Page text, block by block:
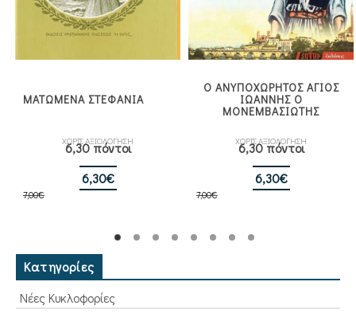
ΜΑΤΩΜΕΝΑ ΣΤΕΦΑΝΙΑ
ΧΩΡΙΣ ΑΞΙΟΛΟΓΗΣΗ
6,30 πόντοι
7,00€
Original
6,30€
είναι:
Ο ΑΝΥΠΟΧΩΡΗΤΟΣ ΑΓΙΟΣ
ΙΩΑΝΝΗΣ Ο
ΜΟΝΕΜΒΑΣΙΩΤΗΣ
ΧΩΡΙΣ ΑΞΙΟΛΟΓΗΣΗ
6,30 πόντοι
7,00€
Original
7,00€.
6,30€
Κατηγορίες
Νέες Κυκλοφορίες